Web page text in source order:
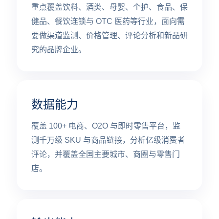
重点覆盖饮料、酒类、母婴、个护、食品、保
健品、餐饮连锁与 OTC 医药等行业，面向需
要做渠道监测、价格管理、评论分析和新品研
究的品牌企业。
数据能力
覆盖 100+ 电商、O2O 与即时零售平台，监
测千万级 SKU 与商品链接，分析亿级消费者
评论，并覆盖全国主要城市、商圈与零售门
店。